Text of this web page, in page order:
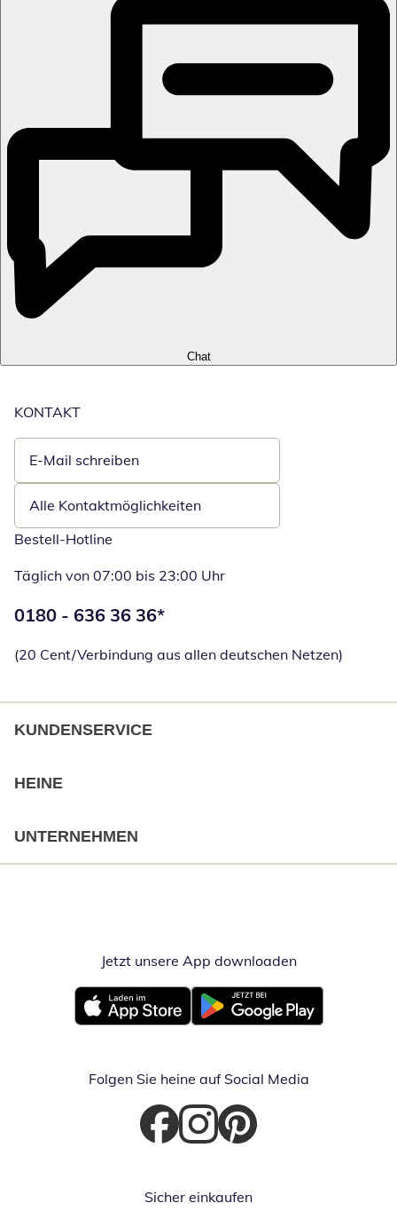
Chat
KONTAKT
E-Mail schreiben
Öffnet E-Mail-Client
Alle Kontaktmöglichkeiten
Bestell-Hotline
Täglich von 07:00 bis 23:00 Uhr
Telefonnummer:
0180 - 636 36 36*
(20 Cent/Verbindung aus allen deutschen Netzen)
KUNDENSERVICE
HEINE
UNTERNEHMEN
Jetzt unsere App downloadenÖffnet in
Öffnet in neuem FensterÖffnet in neuem Fenster
Folgen Sie heine auf Social Media
Öffnet in neuem Fenster
Öffnet in neuem Fenster
Öffnet in neuem Fenster
Sicher einkaufen